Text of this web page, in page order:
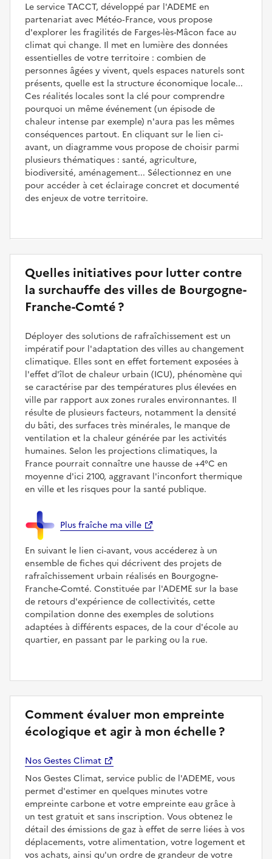
Le service TACCT, développé par l'ADEME en
partenariat avec Météo‑France, vous propose
d'explorer les fragilités de Farges-lès-Mâcon face au
climat qui change. Il met en lumière des données
essentielles de votre territoire : combien de
personnes âgées y vivent, quels espaces naturels sont
présents, quelle est la structure économique locale...
Ces réalités locales sont la clé pour comprendre
pourquoi un même événement (un épisode de
chaleur intense par exemple) n'aura pas les mêmes
conséquences partout. En cliquant sur le lien ci-
avant, un diagramme vous propose de choisir parmi
plusieurs thématiques : santé, agriculture,
biodiversité, aménagement... Sélectionnez en une
pour accéder à cet éclairage concret et documenté
des enjeux de votre territoire.
Quelles initiatives pour lutter contre
la surchauffe des villes de Bourgogne-
Franche-Comté ?
Déployer des solutions de rafraîchissement est un
impératif pour l'adaptation des villes au changement
climatique. Elles sont en effet fortement exposées à
l'effet d'îlot de chaleur urbain (ICU), phénomène qui
se caractérise par des températures plus élevées en
ville par rapport aux zones rurales environnantes. Il
résulte de plusieurs facteurs, notamment la densité
du bâti, des surfaces très minérales, le manque de
ventilation et la chaleur générée par les activités
humaines. Selon les projections climatiques, la
France pourrait connaître une hausse de +4°C en
moyenne d'ici 2100, aggravant l'inconfort thermique
en ville et les risques pour la santé publique.
Plus fraîche ma ville
En suivant le lien ci-avant, vous accéderez à un
ensemble de fiches qui décrivent des projets de
rafraîchissement urbain réalisés en Bourgogne-
Franche-Comté. Constituée par l'ADEME sur la base
de retours d'expérience de collectivités, cette
compilation donne des exemples de solutions
adaptées à différents espaces, de la cour d'école au
quartier, en passant par le parking ou la rue.
Comment évaluer mon empreinte
écologique et agir à mon échelle ?
Nos Gestes Climat
Nos Gestes Climat, service public de l'ADEME, vous
permet d'estimer en quelques minutes votre
empreinte carbone et votre empreinte eau grâce à
un test gratuit et sans inscription. Vous obtenez le
détail des émissions de gaz à effet de serre liées à vos
déplacements, votre alimentation, votre logement et
vos achats, ainsi qu'un ordre de grandeur de votre